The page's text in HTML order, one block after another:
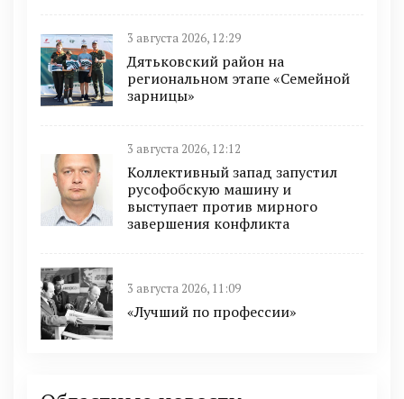
3 августа 2026, 12:29
Дятьковский район на
региональном этапе «Семейной
зарницы»
3 августа 2026, 12:12
Коллективный запад запустил
русофобскую машину и
выступает против мирного
завершения конфликта
3 августа 2026, 11:09
«Лучший по профессии»